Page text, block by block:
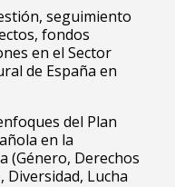
seguimiento
fondos
en el Sector
de España en
del Plan
en la
(Género, Derechos
Diversidad, Lucha